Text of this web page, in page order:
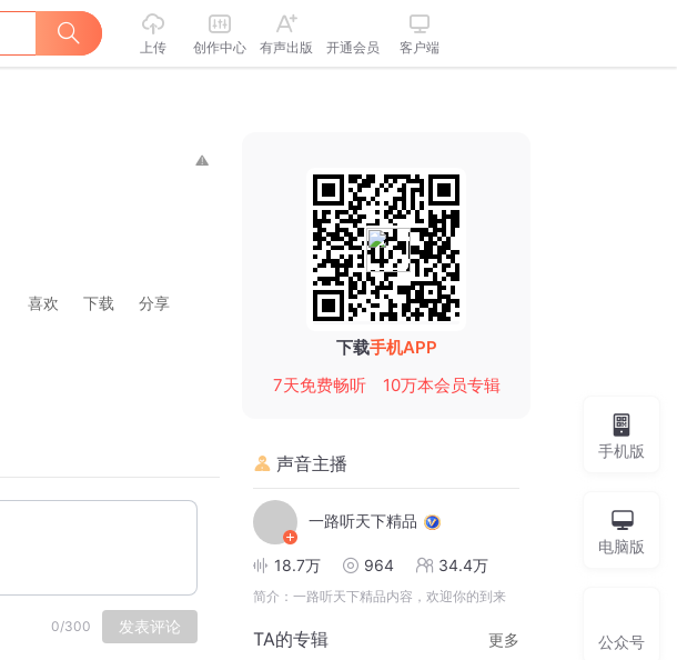
上传 创作中心 有声出版 开通会员 客户端
喜欢 下载 分享
0/300 发表评论
下载手机APP
7天免费畅听
10万本会员专辑
声音主播
一路听天下精品
18.7万 964 34.4万
简介： 一路听天下精品内容，欢迎你的到来
TA的专辑 更多
手机版
电脑版
公众号